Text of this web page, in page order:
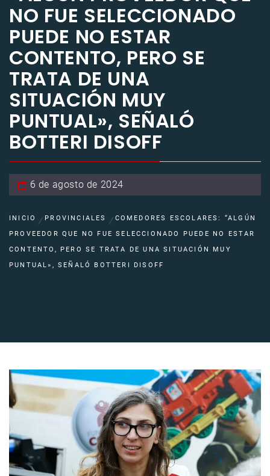
NO FUE SELECCIONADO
PUEDE NO ESTAR
CONTENTO, PERO SE
TRATA DE UNA
SITUACIÓN MUY
PUNTUAL», SEÑALÓ
BOTTERI DISOFF
6 de agosto de 2024
INICIO PROVINCIALES
COMEDORES ESCOLARES: “ALGÚN
PROVEEDOR QUE NO FUE SELECCIONADO PUEDE NO ESTAR
CONTENTO, PERO SE TRATA DE UNA SITUACIÓN MUY
PUNTUAL», SEÑALÓ BOTTERI DISOFF